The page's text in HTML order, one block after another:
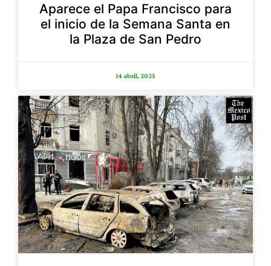
Aparece el Papa Francisco para
el inicio de la Semana Santa en
la Plaza de San Pedro
14 abril, 2025